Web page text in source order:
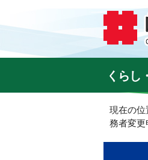
くらし
現在の位
務者変更